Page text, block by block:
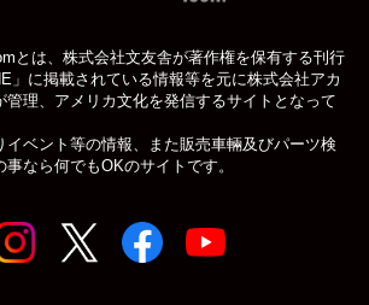
とは、株式会社文友舎が著作権を保有する刊行
」に掲載されている情報等を元に株式会社アカ
管理、アメリカ文化を発信するサイトとなって
イベント等の情報、また販売車輛及びパーツ検
なら何でもOKのサイトです。